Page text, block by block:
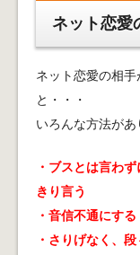
ネット恋愛
ネット恋愛の相
と・・・
いろんな方法があ
・ブスとは言わ
きり言う
・音信不通にする
・さりげなく、